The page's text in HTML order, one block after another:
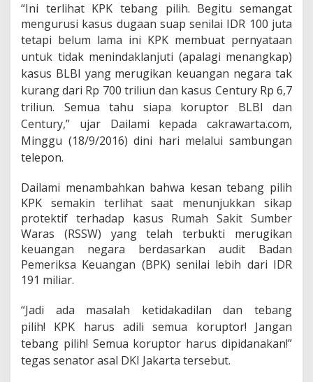
a
k
T
e
b
a
n
g
P
i
l
K
a
s
u
s
“Ini terlihat KPK tebang pilih. Begitu semangat
mengurusi kasus dugaan suap senilai IDR 100 juta
tetapi belum lama ini KPK membuat pernyataan
untuk tidak menindaklanjuti (apalagi menangkap)
kasus BLBI yang merugikan keuangan negara tak
kurang dari Rp 700 triliun dan kasus Century Rp 6,7
triliun. Semua tahu siapa koruptor BLBI dan
Century,” ujar Dailami kepada cakrawarta.com,
Minggu (18/9/2016) dini hari melalui sambungan
telepon.
Dailami menambahkan bahwa kesan tebang pilih
KPK semakin terlihat saat menunjukkan sikap
protektif terhadap kasus Rumah Sakit Sumber
Waras (RSSW) yang telah terbukti merugikan
keuangan negara berdasarkan audit Badan
Pemeriksa Keuangan (BPK) senilai lebih dari IDR
191 miliar.
“Jadi ada masalah ketidakadilan dan tebang
pilih! KPK harus adili semua koruptor! Jangan
tebang pilih! Semua koruptor harus dipidanakan!”
tegas senator asal DKI Jakarta tersebut.